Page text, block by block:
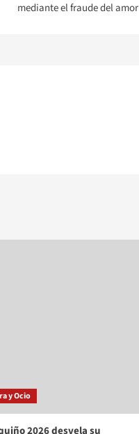
mediante el fraude del amor
y Ocio
2026 desvela su